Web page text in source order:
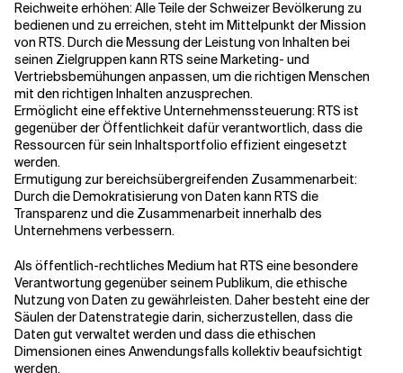
Reichweite erhöhen: Alle Teile der Schweizer Bevölkerung zu
bedienen und zu erreichen, steht im Mittelpunkt der Mission
von RTS. Durch die Messung der Leistung von Inhalten bei
seinen Zielgruppen kann RTS seine Marketing- und
Vertriebsbemühungen anpassen, um die richtigen Menschen
mit den richtigen Inhalten anzusprechen.
Ermöglicht eine effektive Unternehmenssteuerung: RTS ist
gegenüber der Öffentlichkeit dafür verantwortlich, dass die
Ressourcen für sein Inhaltsportfolio effizient eingesetzt
werden.
Ermutigung zur bereichsübergreifenden Zusammenarbeit:
Durch die Demokratisierung von Daten kann RTS die
Transparenz und die Zusammenarbeit innerhalb des
Unternehmens verbessern.
Als öffentlich-rechtliches Medium hat RTS eine besondere
Verantwortung gegenüber seinem Publikum, die ethische
Nutzung von Daten zu gewährleisten. Daher besteht eine der
Säulen der Datenstrategie darin, sicherzustellen, dass die
Daten gut verwaltet werden und dass die ethischen
Dimensionen eines Anwendungsfalls kollektiv beaufsichtigt
werden.